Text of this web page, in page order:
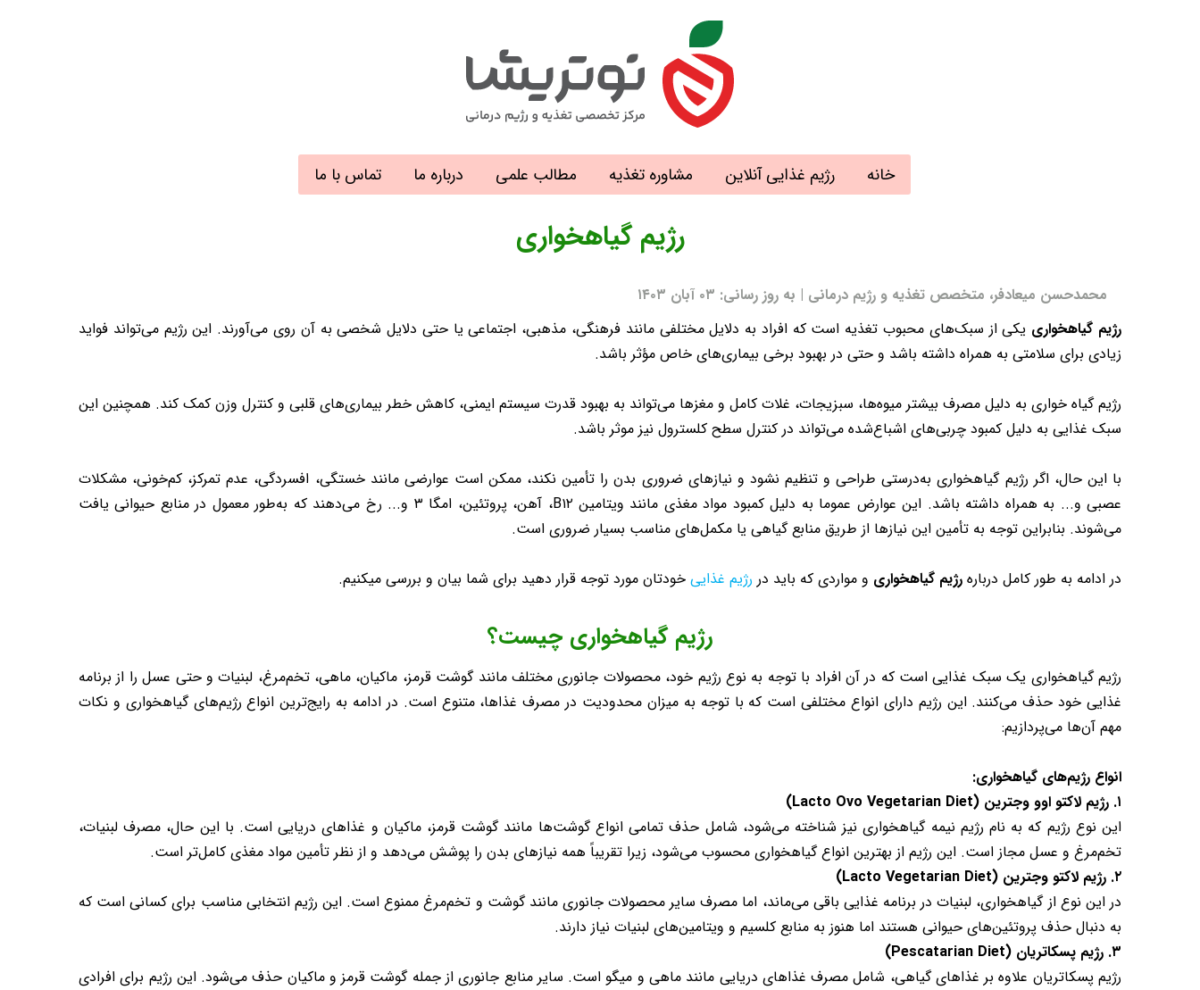
خانه رژیم غذایی آنلاین مشاوره تغذیه مطالب علمی درباره ما تماس با ما
رژیم گیاهخواری
محمدحسن میعادفر، متخصص تغذیه و رژیم درمانی | به روز رسانی: ۰۳ آبان ۱۴۰۳
رژیم گیاهخواری یکی از سبک‌های محبوب تغذیه است که افراد به دلایل مختلفی مانند فرهنگی، مذهبی، اجتماعی یا حتی دلایل شخصی به آن روی می‌آورند. این رژیم می‌تواند فواید
زیادی برای سلامتی به همراه داشته باشد و حتی در بهبود برخی بیماری‌های خاص مؤثر باشد.
رژیم گیاه خواری به دلیل مصرف بیشتر میوه‌ها، سبزیجات، غلات کامل و مغزها می‌تواند به بهبود قدرت سیستم ایمنی، کاهش خطر بیماری‌های قلبی و کنترل وزن کمک کند. همچنین این
سبک غذایی به دلیل کمبود چربی‌های اشباع‌شده می‌تواند در کنترل سطح کلسترول نیز موثر باشد.
با این حال، اگر رژیم گیاهخواری به‌درستی طراحی و تنظیم نشود و نیازهای ضروری بدن را تأمین نکند، ممکن است عوارضی مانند خستگی، افسردگی، عدم تمرکز، کم‌خونی، مشکلات
عصبی و... به همراه داشته باشد. این عوارض عموما به دلیل کمبود مواد مغذی مانند ویتامین B۱۲، آهن، پروتئین، امگا ۳ و... رخ می‌دهند که به‌طور معمول در منابع حیوانی یافت
می‌شوند. بنابراین توجه به تأمین این نیازها از طریق منابع گیاهی یا مکمل‌های مناسب بسیار ضروری است.
در ادامه به طور کامل درباره رژیم گیاهخواری و مواردی که باید در رژیم غذایی خودتان مورد توجه قرار دهید برای شما بیان و بررسی میکنیم.
رژیم گیاهخواری چیست؟
رژیم گیاهخواری یک سبک غذایی است که در آن افراد با توجه به نوع رژیم خود، محصولات جانوری مختلف مانند گوشت قرمز، ماکیان، ماهی، تخم‌مرغ، لبنیات و حتی عسل را از برنامه
غذایی خود حذف می‌کنند. این رژیم دارای انواع مختلفی است که با توجه به میزان محدودیت در مصرف غذاها، متنوع است. در ادامه به رایج‌ترین انواع رژیم‌های گیاهخواری و نکات
مهم آن‌ها می‌پردازیم:
انواع رژیم‌های گیاهخواری:
۱. رژیم لاکتو اوو وجترین (Lacto Ovo Vegetarian Diet)
این نوع رژیم که به نام رژیم نیمه‌ گیاهخواری نیز شناخته می‌شود، شامل حذف تمامی انواع گوشت‌ها مانند گوشت قرمز، ماکیان و غذاهای دریایی است. با این حال، مصرف لبنیات،
تخم‌مرغ و عسل مجاز است. این رژیم از بهترین انواع گیاهخواری محسوب می‌شود، زیرا تقریباً همه نیازهای بدن را پوشش می‌دهد و از نظر تأمین مواد مغذی کامل‌تر است.
۲. رژیم لاکتو وجترین (Lacto Vegetarian Diet)
در این نوع از گیاهخواری، لبنیات در برنامه غذایی باقی می‌ماند، اما مصرف سایر محصولات جانوری مانند گوشت و تخم‌مرغ ممنوع است. این رژیم انتخابی مناسب برای کسانی است که
به دنبال حذف پروتئین‌های حیوانی هستند اما هنوز به منابع کلسیم و ویتامین‌های لبنیات نیاز دارند.
۳. رژیم پسکاتریان (Pescatarian Diet)
رژیم پسکاتریان علاوه بر غذاهای گیاهی، شامل مصرف غذاهای دریایی مانند ماهی و میگو است. سایر منابع جانوری از جمله گوشت قرمز و ماکیان حذف می‌شود. این رژیم برای افرادی